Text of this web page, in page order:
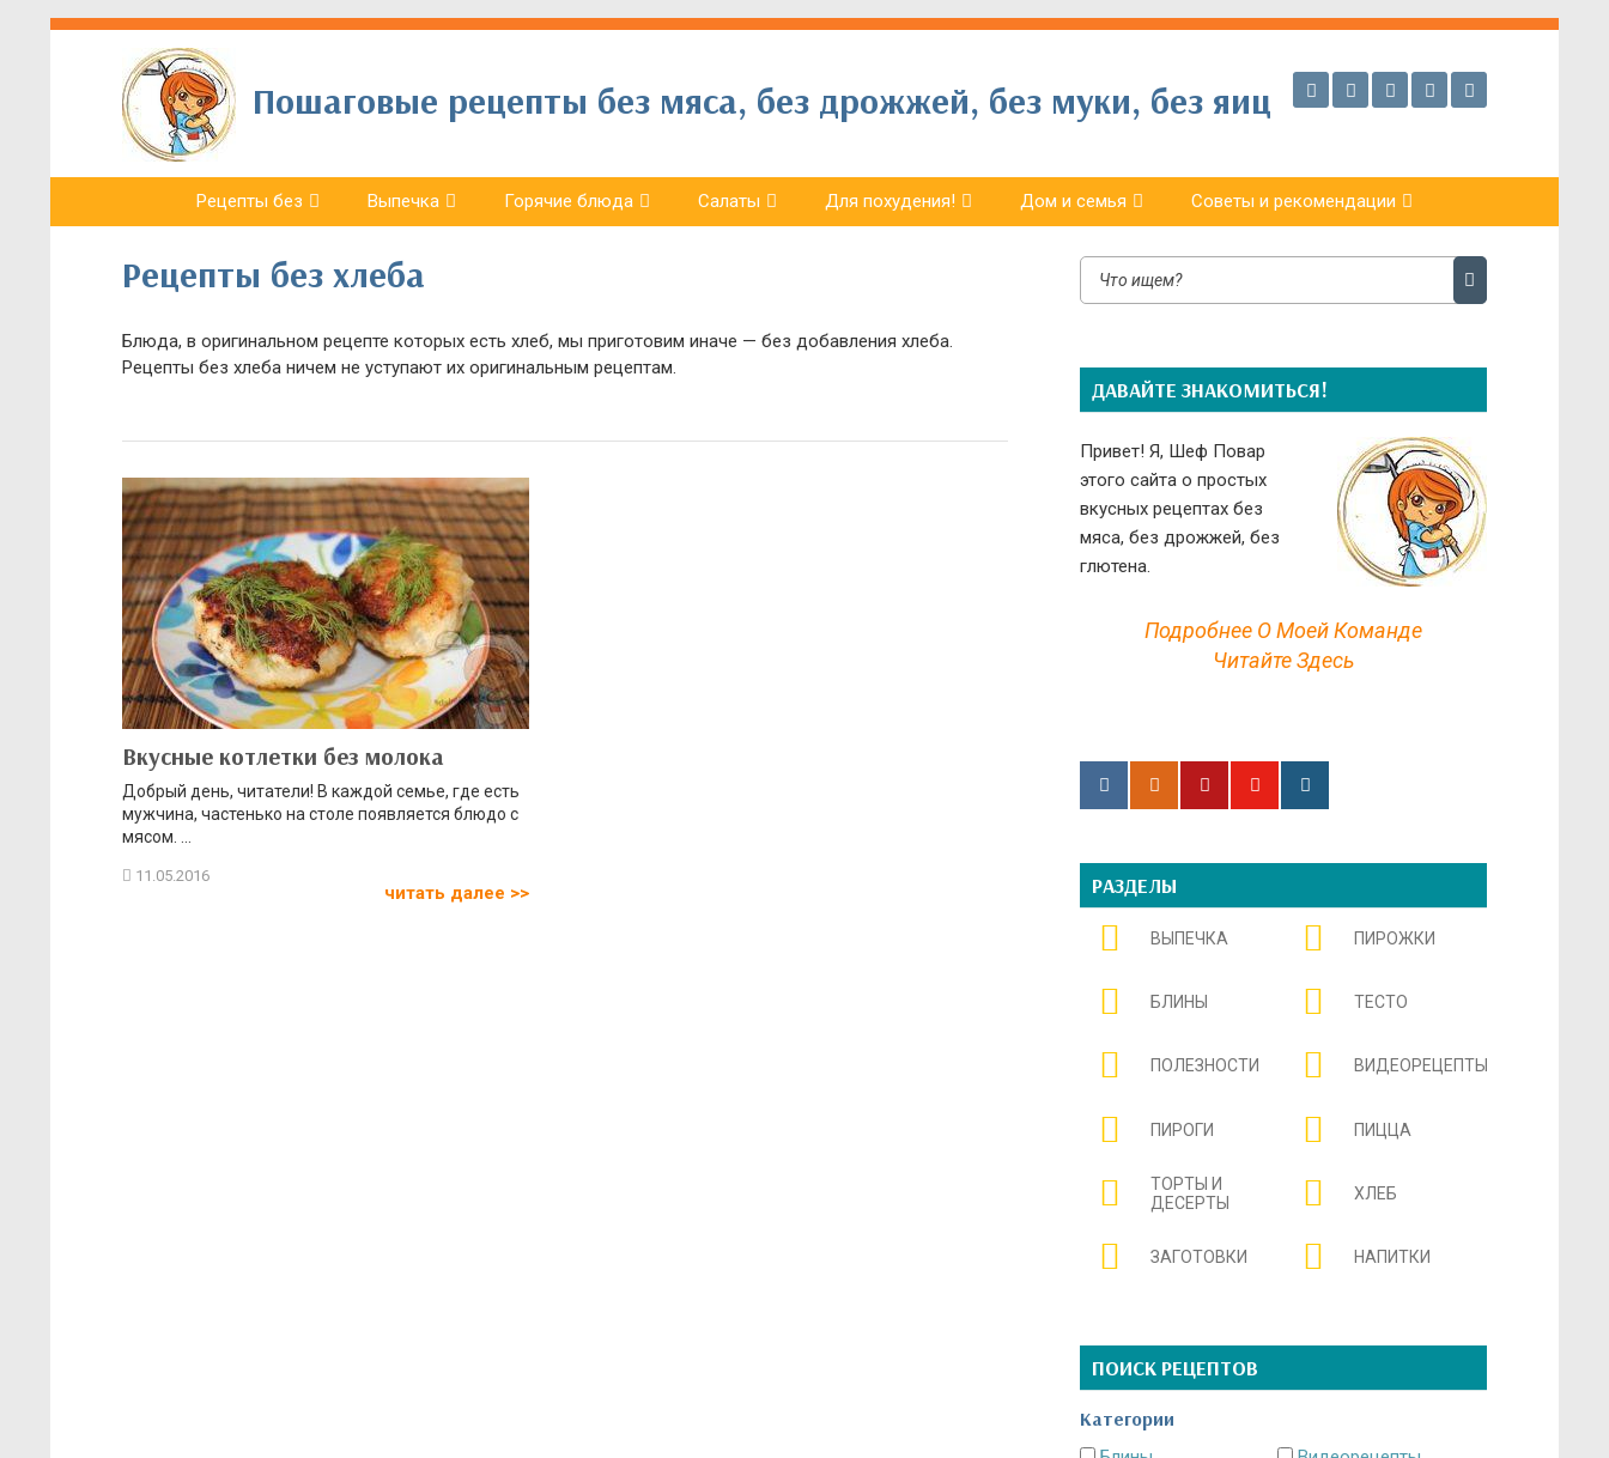
Пошаговые рецепты без мяса, без дрожжей, без муки, без яиц
Рецепты без Выпечка Горячие блюда Салаты Для похудения! Дом и семья Советы и рекомендации
Рецепты без хлеба
Блюда, в оригинальном рецепте которых есть хлеб, мы приготовим иначе — без добавления хлеба.
Рецепты без хлеба ничем не уступают их оригинальным рецептам.
Вкусные котлетки без молока
Добрый день, читатели! В каждой семье, где есть
мужчина, частенько на столе появляется блюдо с
мясом. ...
читать далее >>
ДАВАЙТЕ ЗНАКОМИТЬСЯ!
Привет! Я, Шеф Повар
этого сайта о простых
вкусных рецептах без
мяса, без дрожжей, без
глютена.
Подробнее О Моей Команде
Читайте Здесь
РАЗДЕЛЫ
ВЫПЕЧКА ПИРОЖКИ
БЛИНЫ ТЕСТО
ПОЛЕЗНОСТИ ВИДЕОРЕЦЕПТЫ
ПИРОГИ ПИЦЦА
ТОРТЫ И
ДЕСЕРТЫ
ХЛЕБ
ЗАГОТОВКИ НАПИТКИ
ПОИСК РЕЦЕПТОВ
Категории